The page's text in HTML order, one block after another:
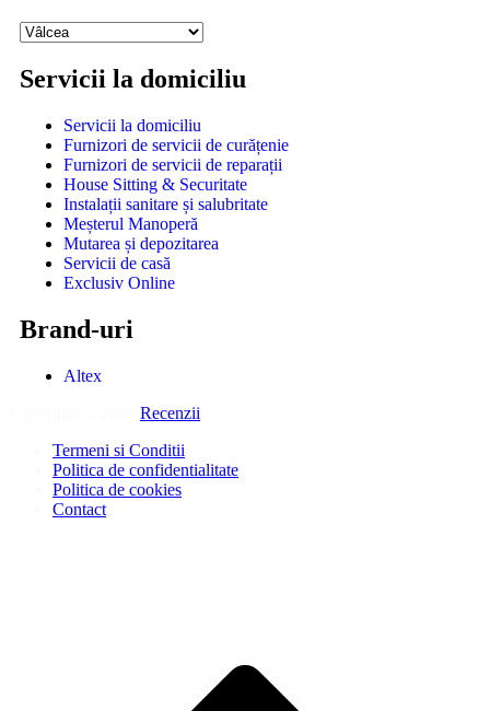
Servicii la domiciliu
Servicii la domiciliu
Furnizori de servicii de curățenie
Furnizori de servicii de reparații
House Sitting & Securitate
Instalații sanitare și salubritate
Meșterul Manoperă
Mutarea și depozitarea
Servicii de casă
Exclusiv Online
Brand-uri
Altex
Recenzii
Termeni si Conditii
Politica de confidentialitate
Politica de cookies
Contact